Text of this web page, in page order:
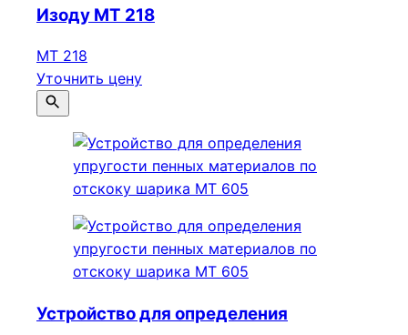
Изоду МТ 218
МТ 218
Уточнить цену
Устройство для определения